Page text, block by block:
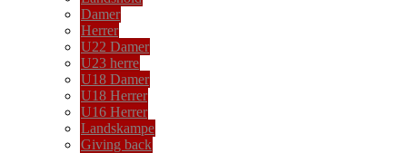
Damer
Herrer
U22 Damer
U23 herre
U18 Damer
U18 Herrer
U16 Herrer
Landskampe
Giving back